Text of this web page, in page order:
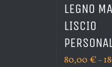
LEGNO
LISCIO
80,00 € –